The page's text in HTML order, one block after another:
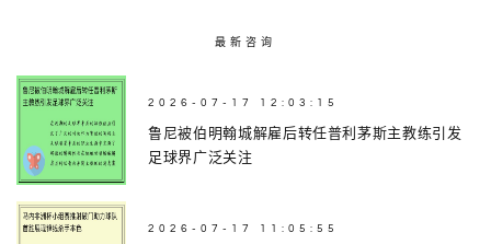
最新咨询
2026-07-17 12:03:15
鲁尼被伯明翰城解雇后转任普利茅斯主教练引发
足球界广泛关注
2026-07-17 11:05:55